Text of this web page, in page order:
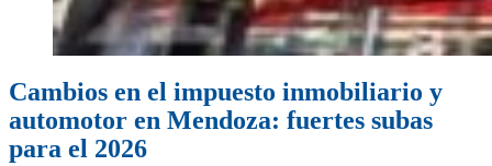
Cambios en el impuesto inmobiliario y
automotor en Mendoza: fuertes subas
para el 2026